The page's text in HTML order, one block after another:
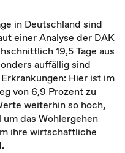
in Deutschland sind
einer Analyse der DAK
19,5 Tage aus
auffällig sind
Hier ist im
von 6,9 Prozent zu
weiterhin so hoch,
das Wohlergehen
ihre wirtschaftliche